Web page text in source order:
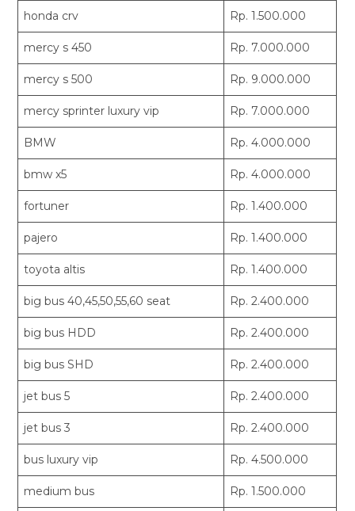
honda crv Rp. 1.500.000
mercy s 450 Rp. 7.000.000
mercy s 500 Rp. 9.000.000
mercy sprinter luxury vip Rp. 7.000.000
BMW Rp. 4.000.000
bmw x5 Rp. 4.000.000
fortuner Rp. 1.400.000
pajero Rp. 1.400.000
toyota altis Rp. 1.400.000
big bus 40,45,50,55,60 seat Rp. 2.400.000
big bus HDD Rp. 2.400.000
big bus SHD Rp. 2.400.000
jet bus 5 Rp. 2.400.000
jet bus 3 Rp. 2.400.000
bus luxury vip Rp. 4.500.000
medium bus Rp. 1.500.000